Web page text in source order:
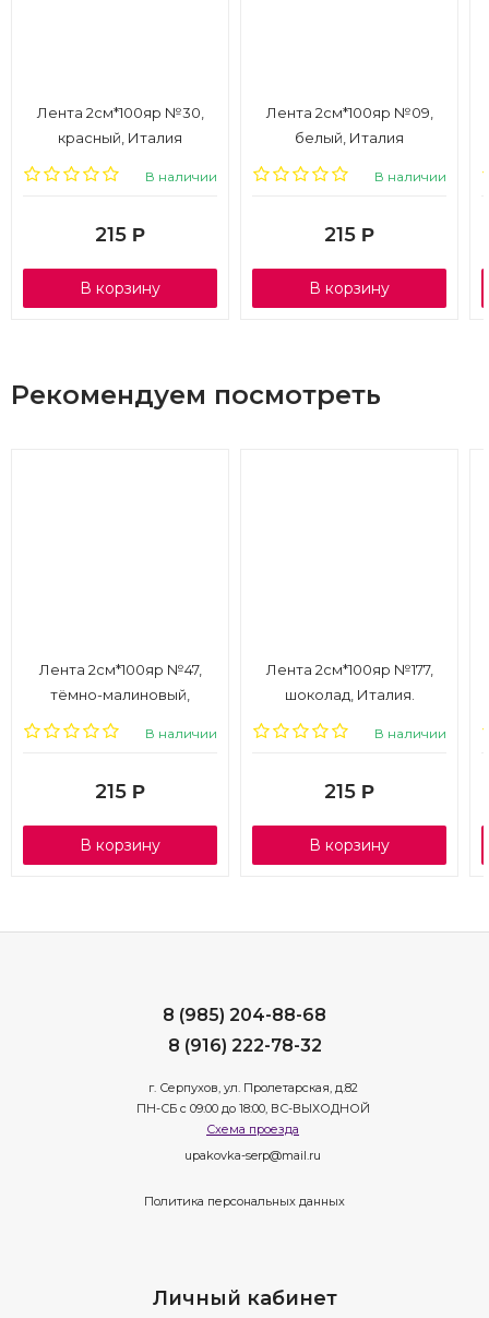
Лента 2см*100яр №30,
красный, Италия
В наличии
215 Р
В корзину
Лента 2см*100яр №09,
белый, Италия
В наличии
215 Р
В корзину
Рекомендуем посмотреть
Лента 2см*100яр №47,
тёмно-малиновый,
Италия
В наличии
215 Р
В корзину
Лента 2см*100яр №177,
шоколад, Италия.
В наличии
215 Р
В корзину
8 (985) 204-88-68
8 (916) 222-78-32
г. Серпухов, ул. Пролетарская, д.82
ПН-СБ с 09:00 до 18:00, ВС-ВЫХОДНОЙ
Схема проезда
upakovka-serp@mail.ru
Политика персональных данных
Личный кабинет